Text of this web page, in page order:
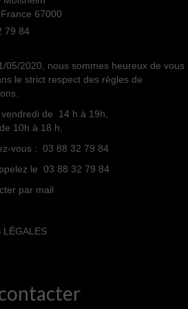
67000
79 84
05/2020, nous sommes heureux de vous
le strict respect des règles de
de 14 h à 19h,
10h à 18 h,
vous : 03 88 32 79 84
le 03 88 32 79 84
par mail
LÉGALES